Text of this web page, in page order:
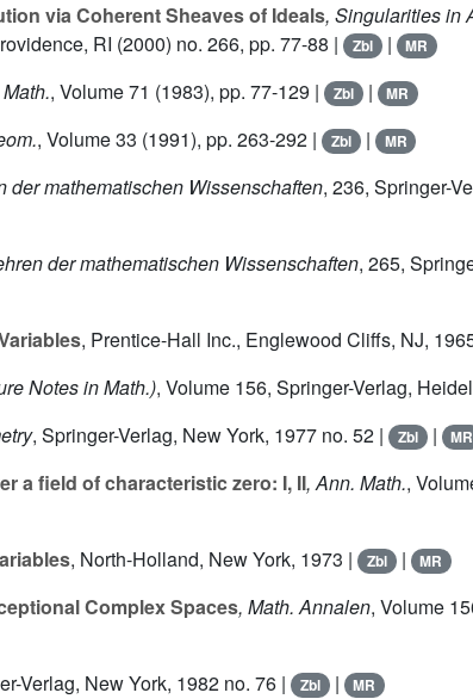
via Coherent Sheaves of Ideals, Singularities in
RI (2000) no. 266, pp. 77-88 | Zbl | MR
, Volume 71 (1983), pp. 77-129 | Zbl | MR
, Volume 33 (1991), pp. 263-292 | Zbl | MR
der mathematischen Wissenschaften, 236, Springer-
der mathematischen Wissenschaften, 265,
, Prentice-Hall Inc., Englewood Cliffs, NJ,
Notes in Math.), Volume 156, Springer-Verlag,
, Springer-Verlag, New York, 1977 no. 52 | Zbl | MR
a field of characteristic zero: I, II, Ann. Math.,
, North-Holland, New York, 1973 | Zbl | MR
Complex Spaces, Math. Annalen, Volume
Verlag, New York, 1982 no. 76 | Zbl | MR